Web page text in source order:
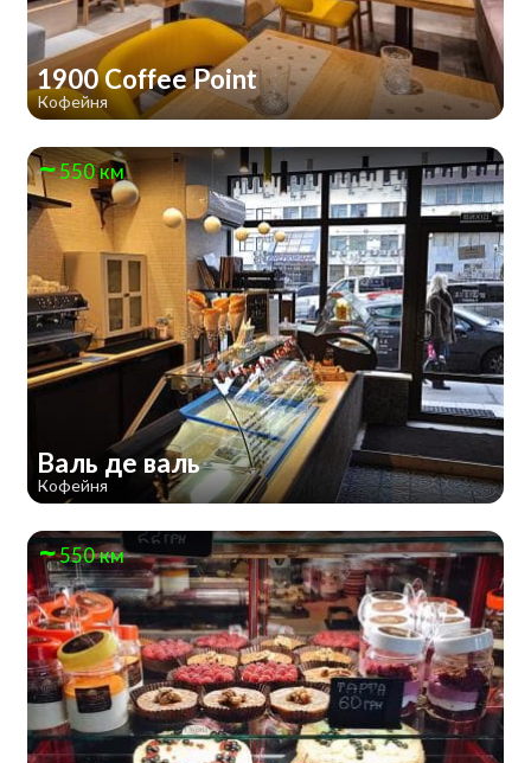
1900 Coffee Point
Кофейня
550 км
Валь де валь
Кофейня
550 км